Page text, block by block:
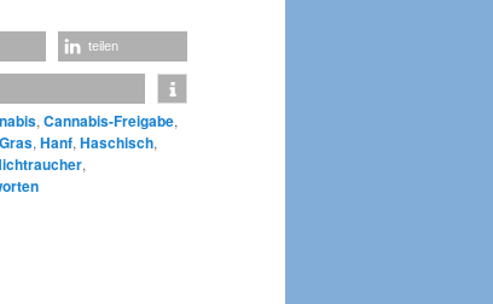
teilen
, Cannabis-Freigabe,
Gras, Hanf, Haschisch,
,